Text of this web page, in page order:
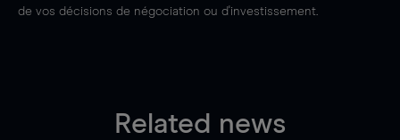
de vos décisions de négociation ou d'investissement.
Related news